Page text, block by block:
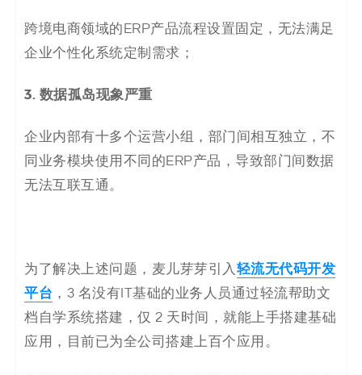
书
跨境电商领域的ERP产品流程设置固定，无法满足
企业个性化系统定制需求；
3. 数据孤岛现象严重
企业内部有十多个运营小组，部门间相互独立，不
同业务模块使用不同的ERP产品，导致部门间数据
无法互联互通。
为了解决上述问题，麦儿芽芽引入 轻流无代码开发
平台 ，3 名没有IT基础的业务人员通过轻流帮助文
档自学系统搭建，仅 2 天时间，就能上手搭建基础
应用，目前已为全公司搭建上百个应用。